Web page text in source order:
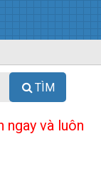
TÌM
ngay và luôn